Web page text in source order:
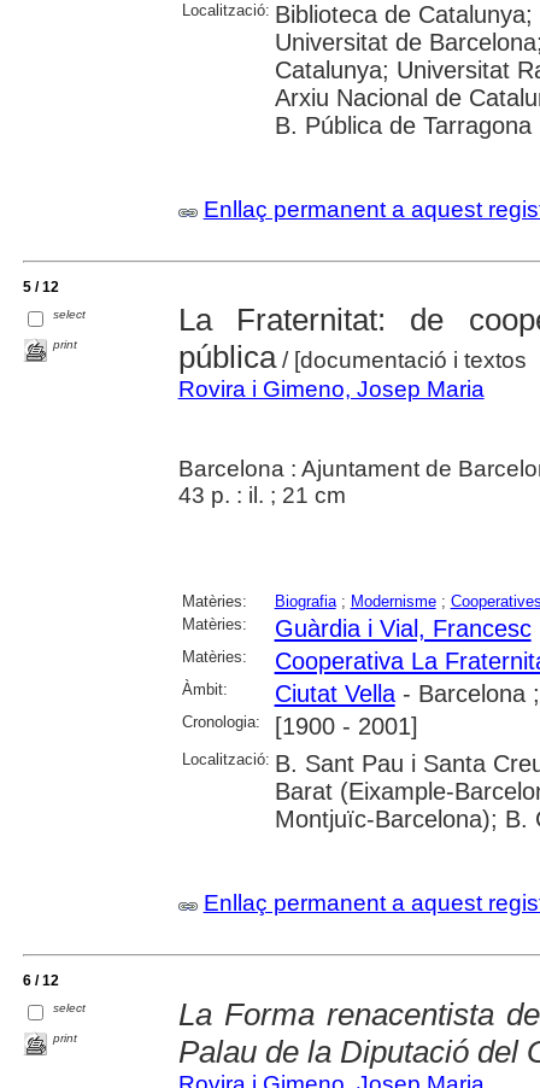
Localització: Biblioteca de
Universitat de
Catalunya; Universitat
Arxiu Nacional de
B. Pública de Tarragona
Enllaç permanent a aquest
5 / 12
select
print
La Fraternitat: de
pública/ [documentació i textos
Rovira i Gimeno, Josep Maria
Barcelona : Ajuntament de
43 p. : il. ; 21 cm
Matèries: Biografia; Modernisme;
Matèries:
Guàrdia i Vial, Francesc
Matèries: Cooperativa La
Àmbit: Ciutat Vella- Barcelona
Cronologia: [1900 - 2001]
Localització: B. Sant Pau i Santa
Barat (Eixample-
Montjuïc-Barcelona); B.
Enllaç permanent a aquest
6 / 12
select
print
La Forma renacentista
Palau de la Diputació del